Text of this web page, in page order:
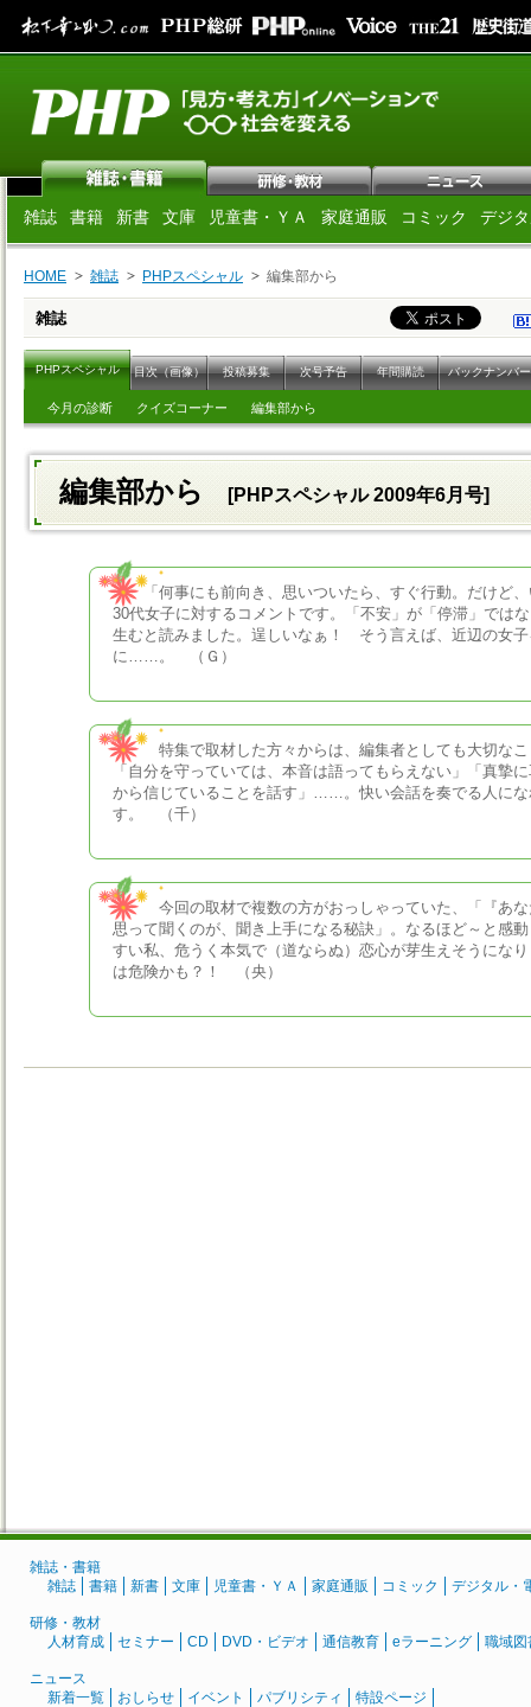
雑誌 書籍 新書 文庫 児童書・ＹＡ 家庭通販 コミック デジ
HOME 雑誌 PHPスペシャル 編集部から
雑誌
PHPスペシャル 目次（画像） 投稿募集 次号予告 年間購読 バックナンバー
今月の診断 クイズコーナー 編集部から
編集部から [PHPスペシャル 2009年6月号]
「何事にも前向き、思いついたら、すぐ行動。だけど
30代女子に対するコメントです。「不安」が「停滞」では
生むと読みました。逞しいなぁ！ そう言えば、近辺の女
に……。 （Ｇ）
特集で取材した方々からは、編集者としても大切なこ
「自分を守っていては、本音は語ってもらえない」「真摯
から信じていることを話す」……。快い会話を奏でる人に
す。 （千）
今回の取材で複数の方がおっしゃっていた、「『あな
思って聞くのが、聞き上手になる秘訣」。なるほど～と感
すい私、危うく本気で（道ならぬ）恋心が芽生えそうにな
は危険かも？！ （央）
雑誌・書籍
雑誌
書籍 新書 文庫 児童書・ＹＡ 家庭通販 コミック デジタル・
研修・教材
人材育成
セミナー CD DVD・ビデオ 通信教育 eラーニング 職域図
ニュース
新着一覧
おしらせ イベント パブリシティ 特設ページ